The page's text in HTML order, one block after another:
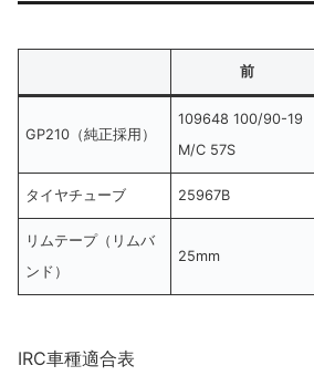
前
GP210（純正採用）
109648 100/90-19
M/C 57S
タイヤチューブ 25967B
リムテープ（リムバ
ンド）
25mm
IRC車種適合表